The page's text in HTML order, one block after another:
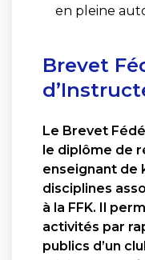
en pleine
Brevet
Le Brevet
le diplôme de
enseignant de
disciplines
à la FFK. Il
activités par
publics d’un